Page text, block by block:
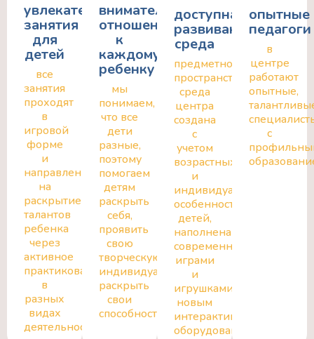
увлекательные
занятия
для
детей
все
занятия
проходят
в
игровой
форме
и
направлены
на
раскрытие
талантов
ребенка
через
активное
практикование
в
разных
видах
деятельности
внимательное
отношение
к
каждому
ребенку
мы
понимаем,
что все
дети
разные,
поэтому
помогаем
детям
раскрыть
себя,
проявить
свою
творческую
индивидуальность,
раскрыть
свои
способности
доступная
развивающая
среда
предметно-
пространственная
среда
центра
создана
с
учетом
возрастных
и
индивидуальных
особенностей
детей,
наполнена
современными
играми
и
игрушками,
новым
интерактивным
оборудованием
опытные
педагоги
в
центре
работают
опытные,
с